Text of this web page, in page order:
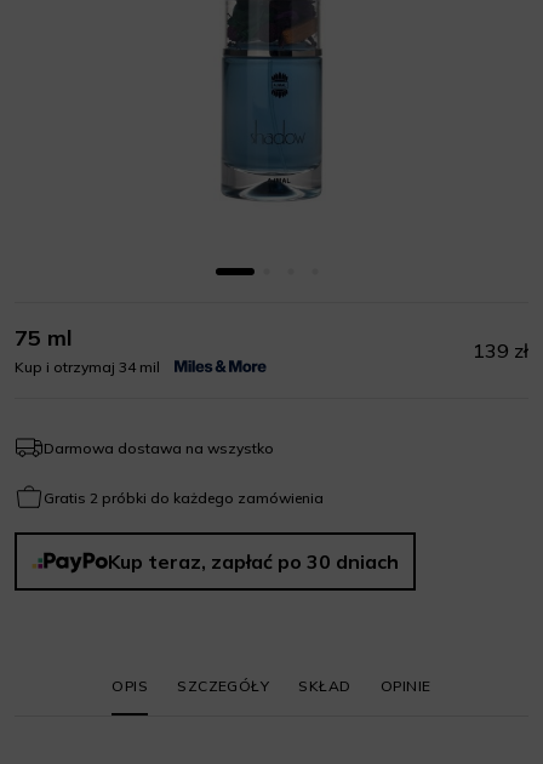
75 ml
Kup i otrzymaj 34 mil
139 zł
Darmowa dostawa na wszystko
Gratis 2 próbki do każdego zamówienia
Kup teraz, zapłać po 30 dniach
OPIS SZCZEGÓŁY SKŁAD OPINIE